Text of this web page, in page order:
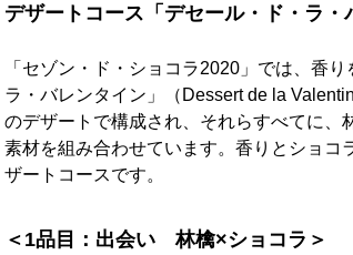
デザートコース「デセール・ド・ラ
「セゾン・ド・ショコラ2020」では、香
ラ・バレンタイン」（Dessert de la
のデザートで構成され、それらすべてに、
素材を組み合わせています。香りとショコ
ザートコースです。
＜1品目：出会い 林檎×ショコラ＞